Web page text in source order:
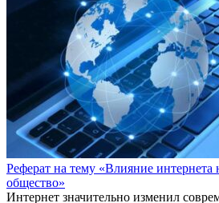
Реферат на тему «Влияние интернета
общество»
Интернет значительно изменил